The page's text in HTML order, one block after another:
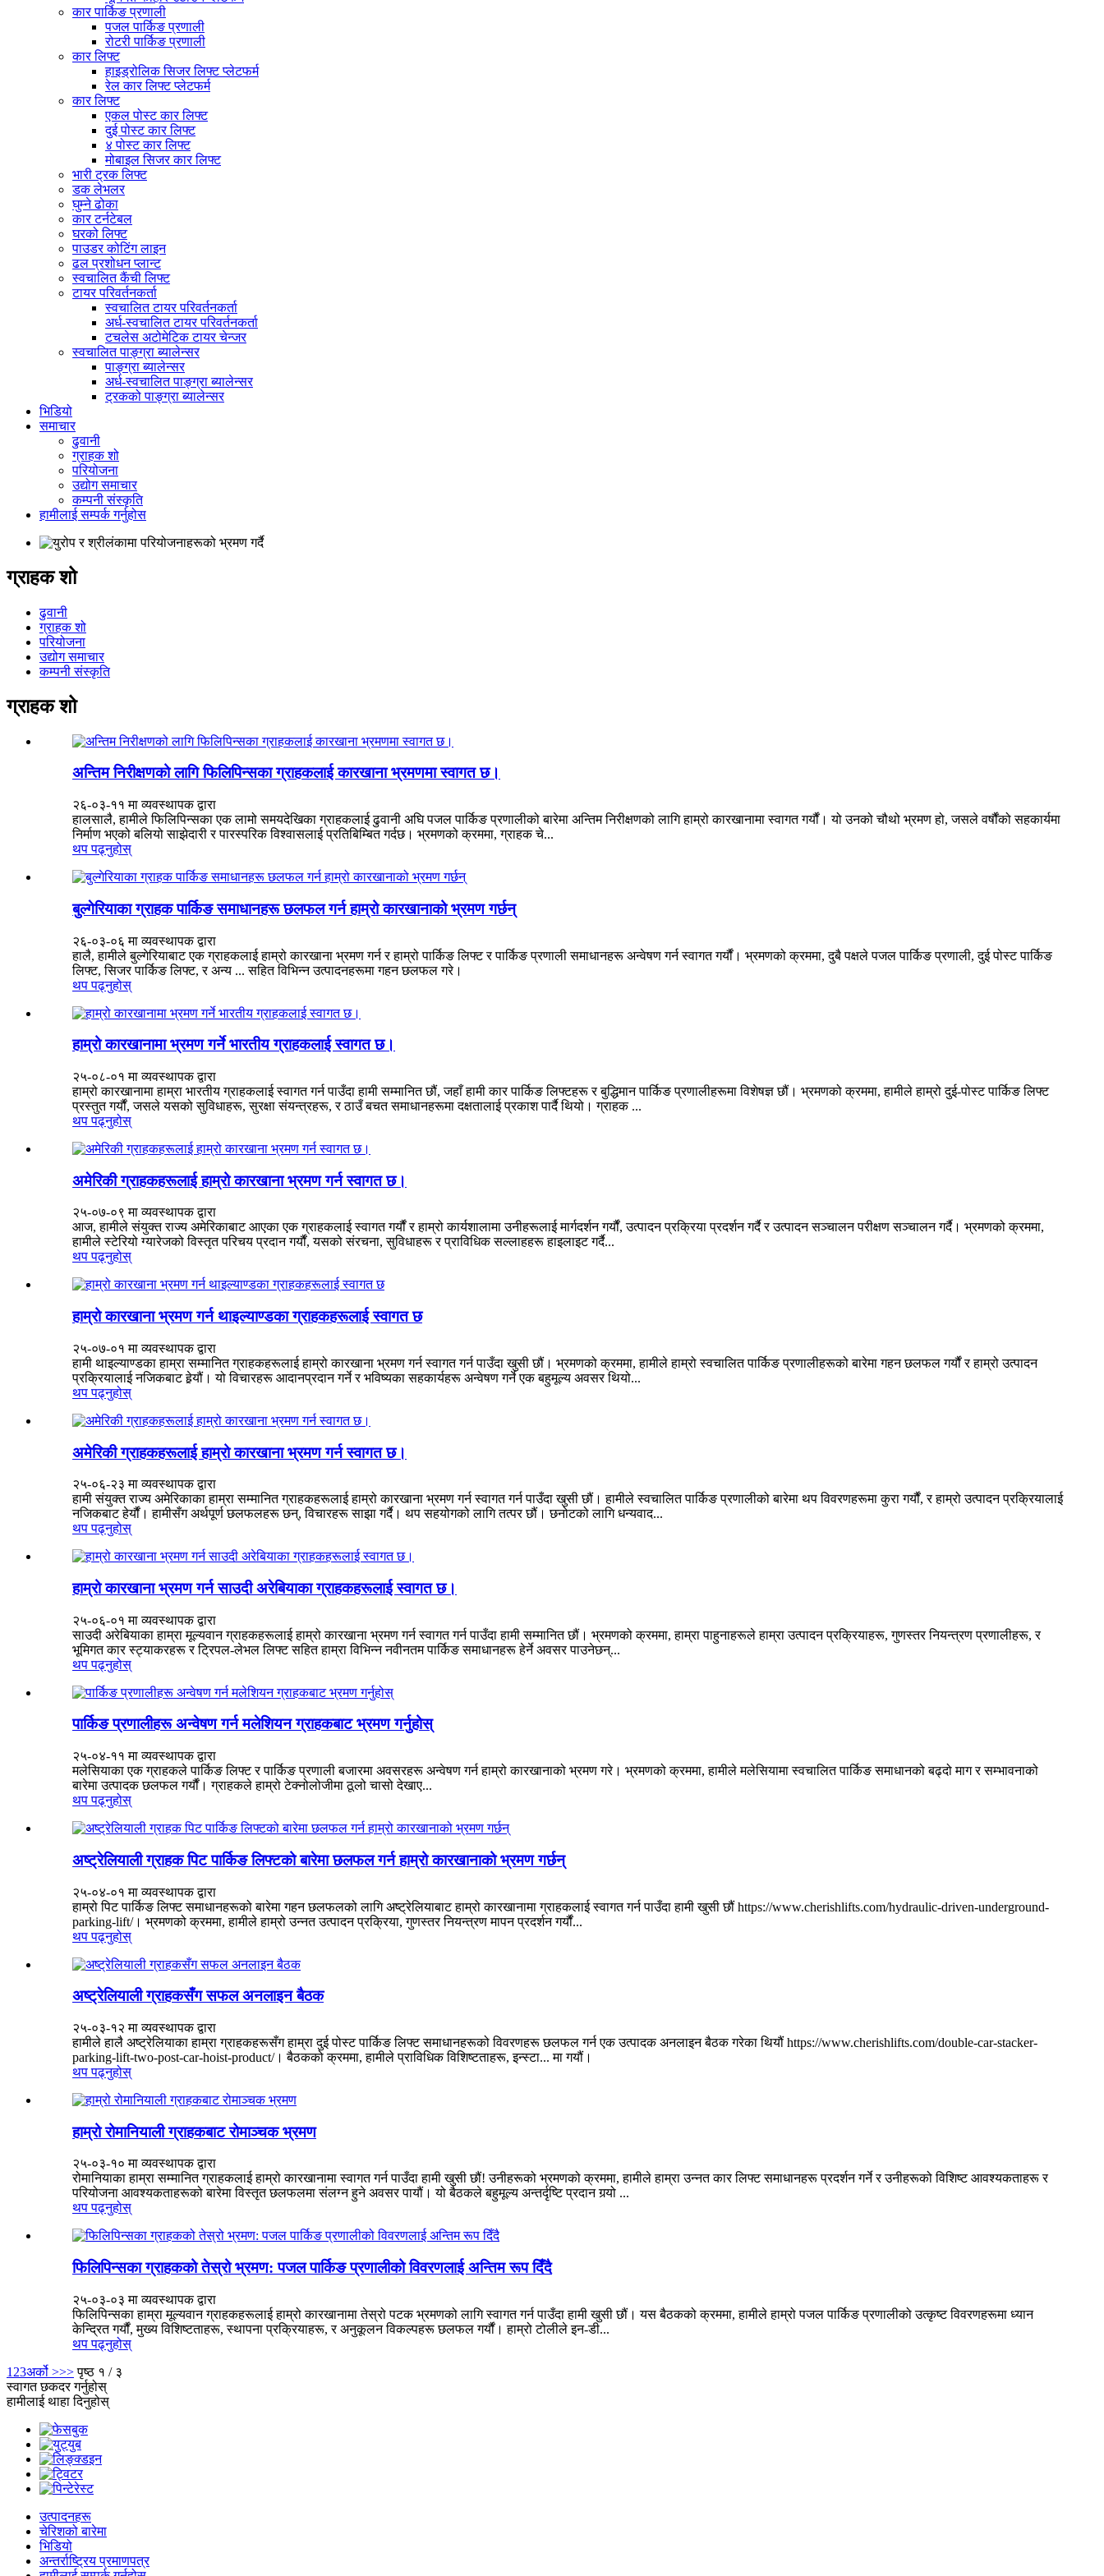
कार पार्किङ प्रणाली
पजल पार्किङ प्रणाली
रोटरी पार्किङ प्रणाली
कार लिफ्ट
हाइड्रोलिक सिजर लिफ्ट प्लेटफर्म
रेल कार लिफ्ट प्लेटफर्म
कार लिफ्ट
एकल पोस्ट कार लिफ्ट
दुई पोस्ट कार लिफ्ट
४ पोस्ट कार लिफ्ट
मोबाइल सिजर कार लिफ्ट
भारी ट्रक लिफ्ट
डक लेभलर
घुम्ने ढोका
कार टर्नटेबल
घरको लिफ्ट
पाउडर कोटिंग लाइन
ढल प्रशोधन प्लान्ट
स्वचालित कैंची लिफ्ट
टायर परिवर्तनकर्ता
स्वचालित टायर परिवर्तनकर्ता
अर्ध-स्वचालित टायर परिवर्तनकर्ता
टचलेस अटोमेटिक टायर चेन्जर
स्वचालित पाङ्ग्रा ब्यालेन्सर
पाङ्ग्रा ब्यालेन्सर
अर्ध-स्वचालित पाङ्ग्रा ब्यालेन्सर
ट्रकको पाङ्ग्रा ब्यालेन्सर
भिडियो
समाचार
ढुवानी
ग्राहक शो
परियोजना
उद्योग समाचार
कम्पनी संस्कृति
हामीलाई सम्पर्क गर्नुहोस
ग्राहक शो
ढुवानी
ग्राहक शो
परियोजना
उद्योग समाचार
कम्पनी संस्कृति
ग्राहक शो
अन्तिम निरीक्षणको लागि फिलिपिन्सका ग्राहकलाई कारखाना भ्रमणमा स्वागत छ।
२६-०३-११ मा व्यवस्थापक द्वारा
हालसालै, हामीले फिलिपिन्सका एक लामो समयदेखिका ग्राहकलाई ढुवानी अघि पजल पार्किङ प्रणालीको बारेमा अन्तिम निरीक्षणको लागि हाम्रो कारखानामा स्वागत गर्यौं। यो उनको चौथो भ्रमण हो, जसले वर्षौंको सहकार्यमा
निर्माण भएको बलियो साझेदारी र पारस्परिक विश्वासलाई प्रतिबिम्बित गर्दछ। भ्रमणको क्रममा, ग्राहक चे...
थप पढ्नुहोस्
बुल्गेरियाका ग्राहक पार्किङ समाधानहरू छलफल गर्न हाम्रो कारखानाको भ्रमण गर्छन्
२६-०३-०६ मा व्यवस्थापक द्वारा
हालै, हामीले बुल्गेरियाबाट एक ग्राहकलाई हाम्रो कारखाना भ्रमण गर्न र हाम्रो पार्किङ लिफ्ट र पार्किङ प्रणाली समाधानहरू अन्वेषण गर्न स्वागत गर्यौं। भ्रमणको क्रममा, दुबै पक्षले पजल पार्किङ प्रणाली, दुई पोस्ट पार्किङ
लिफ्ट, सिजर पार्किङ लिफ्ट, र अन्य ... सहित विभिन्न उत्पादनहरूमा गहन छलफल गरे।
थप पढ्नुहोस्
हाम्रो कारखानामा भ्रमण गर्ने भारतीय ग्राहकलाई स्वागत छ।
२५-०८-०१ मा व्यवस्थापक द्वारा
हाम्रो कारखानामा हाम्रा भारतीय ग्राहकलाई स्वागत गर्न पाउँदा हामी सम्मानित छौं, जहाँ हामी कार पार्किङ लिफ्टहरू र बुद्धिमान पार्किङ प्रणालीहरूमा विशेषज्ञ छौं। भ्रमणको क्रममा, हामीले हाम्रो दुई-पोस्ट पार्किङ लिफ्ट
प्रस्तुत गर्यौं, जसले यसको सुविधाहरू, सुरक्षा संयन्त्रहरू, र ठाउँ बचत समाधानहरूमा दक्षतालाई प्रकाश पार्दै थियो। ग्राहक ...
थप पढ्नुहोस्
अमेरिकी ग्राहकहरूलाई हाम्रो कारखाना भ्रमण गर्न स्वागत छ।
२५-०७-०९ मा व्यवस्थापक द्वारा
आज, हामीले संयुक्त राज्य अमेरिकाबाट आएका एक ग्राहकलाई स्वागत गर्यौं र हाम्रो कार्यशालामा उनीहरूलाई मार्गदर्शन गर्यौं, उत्पादन प्रक्रिया प्रदर्शन गर्दै र उत्पादन सञ्चालन परीक्षण सञ्चालन गर्दै। भ्रमणको क्रममा,
हामीले स्टेरियो ग्यारेजको विस्तृत परिचय प्रदान गर्यौं, यसको संरचना, सुविधाहरू र प्राविधिक सल्लाहहरू हाइलाइट गर्दै...
थप पढ्नुहोस्
हाम्रो कारखाना भ्रमण गर्न थाइल्याण्डका ग्राहकहरूलाई स्वागत छ
२५-०७-०१ मा व्यवस्थापक द्वारा
हामी थाइल्याण्डका हाम्रा सम्मानित ग्राहकहरूलाई हाम्रो कारखाना भ्रमण गर्न स्वागत गर्न पाउँदा खुसी छौं। भ्रमणको क्रममा, हामीले हाम्रो स्वचालित पार्किङ प्रणालीहरूको बारेमा गहन छलफल गर्यौं र हाम्रो उत्पादन
प्रक्रियालाई नजिकबाट हेर्‍यौं। यो विचारहरू आदानप्रदान गर्ने र भविष्यका सहकार्यहरू अन्वेषण गर्ने एक बहुमूल्य अवसर थियो...
थप पढ्नुहोस्
अमेरिकी ग्राहकहरूलाई हाम्रो कारखाना भ्रमण गर्न स्वागत छ।
२५-०६-२३ मा व्यवस्थापक द्वारा
हामी संयुक्त राज्य अमेरिकाका हाम्रा सम्मानित ग्राहकहरूलाई हाम्रो कारखाना भ्रमण गर्न स्वागत गर्न पाउँदा खुसी छौं। हामीले स्वचालित पार्किङ प्रणालीको बारेमा थप विवरणहरूमा कुरा गर्यौं, र हाम्रो उत्पादन प्रक्रियालाई
नजिकबाट हेर्यौं। हामीसँग अर्थपूर्ण छलफलहरू छन्, विचारहरू साझा गर्दै। थप सहयोगको लागि तत्पर छौं। छनोटको लागि धन्यवाद...
थप पढ्नुहोस्
हाम्रो कारखाना भ्रमण गर्न साउदी अरेबियाका ग्राहकहरूलाई स्वागत छ।
२५-०६-०१ मा व्यवस्थापक द्वारा
साउदी अरेबियाका हाम्रा मूल्यवान ग्राहकहरूलाई हाम्रो कारखाना भ्रमण गर्न स्वागत गर्न पाउँदा हामी सम्मानित छौं। भ्रमणको क्रममा, हाम्रा पाहुनाहरूले हाम्रा उत्पादन प्रक्रियाहरू, गुणस्तर नियन्त्रण प्रणालीहरू, र
भूमिगत कार स्ट्याकरहरू र ट्रिपल-लेभल लिफ्ट सहित हाम्रा विभिन्न नवीनतम पार्किङ समाधानहरू हेर्ने अवसर पाउनेछन्...
थप पढ्नुहोस्
पार्किङ प्रणालीहरू अन्वेषण गर्न मलेशियन ग्राहकबाट भ्रमण गर्नुहोस्
२५-०४-११ मा व्यवस्थापक द्वारा
मलेसियाका एक ग्राहकले पार्किङ लिफ्ट र पार्किङ प्रणाली बजारमा अवसरहरू अन्वेषण गर्न हाम्रो कारखानाको भ्रमण गरे। भ्रमणको क्रममा, हामीले मलेसियामा स्वचालित पार्किङ समाधानको बढ्दो माग र सम्भावनाको
बारेमा उत्पादक छलफल गर्यौं। ग्राहकले हाम्रो टेक्नोलोजीमा ठूलो चासो देखाए...
थप पढ्नुहोस्
अष्ट्रेलियाली ग्राहक पिट पार्किङ लिफ्टको बारेमा छलफल गर्न हाम्रो कारखानाको भ्रमण गर्छन्
२५-०४-०१ मा व्यवस्थापक द्वारा
हाम्रो पिट पार्किङ लिफ्ट समाधानहरूको बारेमा गहन छलफलको लागि अष्ट्रेलियाबाट हाम्रो कारखानामा ग्राहकलाई स्वागत गर्न पाउँदा हामी खुसी छौं https://www.cherishlifts.com/hydraulic-driven-underground-
parking-lift/। भ्रमणको क्रममा, हामीले हाम्रो उन्नत उत्पादन प्रक्रिया, गुणस्तर नियन्त्रण मापन प्रदर्शन गर्यौं...
थप पढ्नुहोस्
अष्ट्रेलियाली ग्राहकसँग सफल अनलाइन बैठक
२५-०३-१२ मा व्यवस्थापक द्वारा
हामीले हालै अष्ट्रेलियाका हाम्रा ग्राहकहरूसँग हाम्रा दुई पोस्ट पार्किङ लिफ्ट समाधानहरूको विवरणहरू छलफल गर्न एक उत्पादक अनलाइन बैठक गरेका थियौं https://www.cherishlifts.com/double-car-stacker-
parking-lift-two-post-car-hoist-product/। बैठकको क्रममा, हामीले प्राविधिक विशिष्टताहरू, इन्स्टा... मा गयौं।
थप पढ्नुहोस्
हाम्रो रोमानियाली ग्राहकबाट रोमाञ्चक भ्रमण
२५-०३-१० मा व्यवस्थापक द्वारा
रोमानियाका हाम्रा सम्मानित ग्राहकलाई हाम्रो कारखानामा स्वागत गर्न पाउँदा हामी खुसी छौं! उनीहरूको भ्रमणको क्रममा, हामीले हाम्रा उन्नत कार लिफ्ट समाधानहरू प्रदर्शन गर्ने र उनीहरूको विशिष्ट आवश्यकताहरू र
परियोजना आवश्यकताहरूको बारेमा विस्तृत छलफलमा संलग्न हुने अवसर पायौं। यो बैठकले बहुमूल्य अन्तर्दृष्टि प्रदान गर्‍यो ...
थप पढ्नुहोस्
फिलिपिन्सका ग्राहकको तेस्रो भ्रमण: पजल पार्किङ प्रणालीको विवरणलाई अन्तिम रूप दिँदै
२५-०३-०३ मा व्यवस्थापक द्वारा
फिलिपिन्सका हाम्रा मूल्यवान ग्राहकहरूलाई हाम्रो कारखानामा तेस्रो पटक भ्रमणको लागि स्वागत गर्न पाउँदा हामी खुसी छौं। यस बैठकको क्रममा, हामीले हाम्रो पजल पार्किङ प्रणालीको उत्कृष्ट विवरणहरूमा ध्यान
केन्द्रित गर्यौं, मुख्य विशिष्टताहरू, स्थापना प्रक्रियाहरू, र अनुकूलन विकल्पहरू छलफल गर्यौं। हाम्रो टोलीले इन-डी...
थप पढ्नुहोस्
1 23अर्को >>> पृष्ठ १ / ३
स्वागत छकदर गर्नुहोस्
हामीलाई थाहा दिनुहोस्
उत्पादनहरू
चेरिशको बारेमा
भिडियो
अन्तर्राष्ट्रिय प्रमाणपत्र